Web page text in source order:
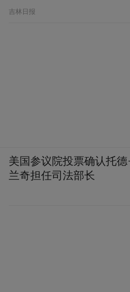
吉林日报
美国参议院投票确认托德
兰奇担任司法部长